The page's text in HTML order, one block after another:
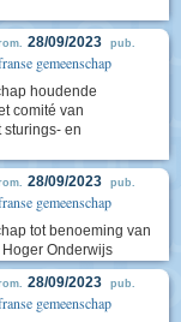
28/09/2023 pub.
gemeenschap
houdende
comité van
en
28/09/2023 pub.
gemeenschap
tot benoeming van
Onderwijs
28/09/2023 pub.
gemeenschap